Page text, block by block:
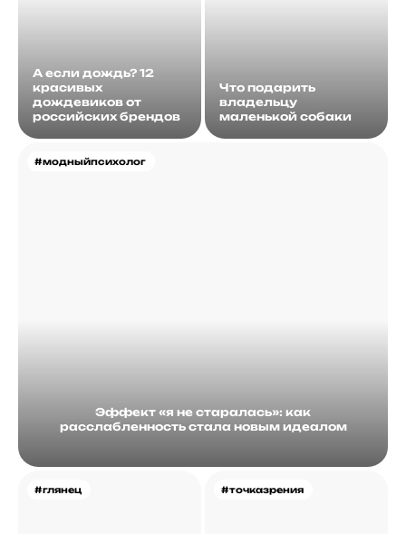
А если дождь? 12
красивых
дождевиков от
российских брендов
#модныйпсихолог
Эффект «я не старалась»: как
расслабленность стала новым идеалом
Что подарить
владельцу
маленькой собаки
#глянец #точказрения